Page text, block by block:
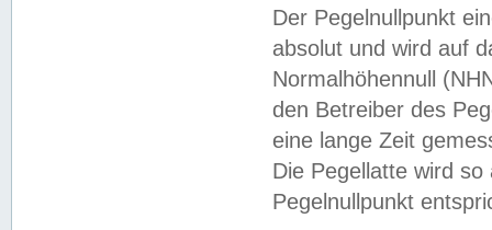
Der Pegelnullpunkt
absolut und wird auf
Normalhöhennull
den Betreiber des
eine lange Zeit
Die Pegellatte wird
Pegelnullpunkt